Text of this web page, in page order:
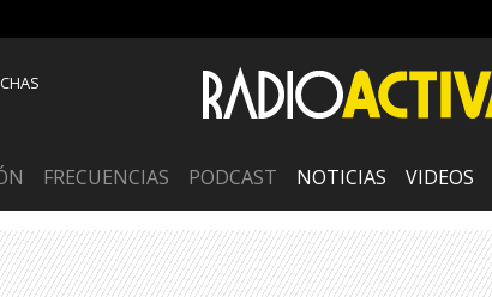
FRECUENCIAS PODCAST NOTICIAS VIDEOS